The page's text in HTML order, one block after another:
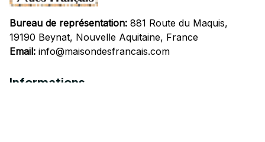
Bureau de représentation: 881 Route du Maquis,
19190 Beynat, Nouvelle Aquitaine, France
Email: info@maisondesfrancais.com
Informations